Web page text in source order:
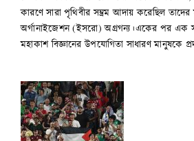
কারণে সারা পৃথিবীর সম্ভ্রম আদায় করেছিল তাদের
অর্গানাইজেশন (ইসরো) অগ্রগন্য।একের পর এক
মহাকাশ বিজ্ঞানের উপযোগিতা সাধারণ মানুষকে